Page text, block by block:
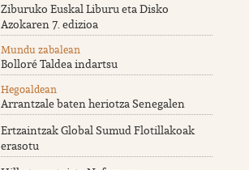
Ziburuko Euskal Liburu eta Disko
Azokaren 7. edizioa
Mundu zabalean
Bolloré Taldea indartsu
Hegoaldean
Arrantzale baten heriotza Senegalen
Ertzaintzak Global Sumud Flotillakoak
erasotu